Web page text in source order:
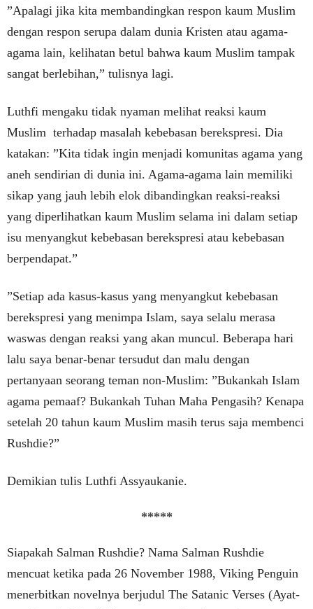
”Apalagi jika kita membandingkan respon kaum Muslim
dengan respon serupa dalam dunia Kristen atau agama-
agama lain, kelihatan betul bahwa kaum Muslim tampak
sangat berlebihan,” tulisnya lagi.
Luthfi mengaku tidak nyaman melihat reaksi kaum
Muslim terhadap masalah kebebasan berekspresi. Dia
katakan: ”Kita tidak ingin menjadi komunitas agama yang
aneh sendirian di dunia ini. Agama-agama lain memiliki
sikap yang jauh lebih elok dibandingkan reaksi-reaksi
yang diperlihatkan kaum Muslim selama ini dalam setiap
isu menyangkut kebebasan berekspresi atau kebebasan
berpendapat.”
”Setiap ada kasus-kasus yang menyangkut kebebasan
berekspresi yang menimpa Islam, saya selalu merasa
waswas dengan reaksi yang akan muncul. Beberapa hari
lalu saya benar-benar tersudut dan malu dengan
pertanyaan seorang teman non-Muslim: ”Bukankah Islam
agama pemaaf? Bukankah Tuhan Maha Pengasih? Kenapa
setelah 20 tahun kaum Muslim masih terus saja membenci
Rushdie?”
Demikian tulis Luthfi Assyaukanie.
*****
Siapakah Salman Rushdie? Nama Salman Rushdie
mencuat ketika pada 26 November 1988, Viking Penguin
menerbitkan novelnya berjudul The Satanic Verses (Ayat-